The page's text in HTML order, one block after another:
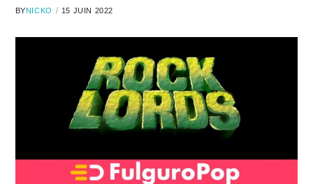
BYNICKO 15 JUIN 2022